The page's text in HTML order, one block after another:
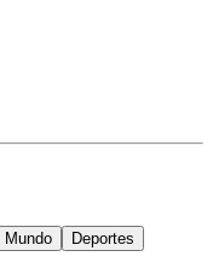
Mundo
Deportes